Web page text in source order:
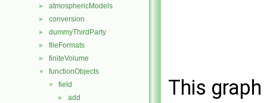
► atmosphericModels
► conversion
► dummyThirdParty
► fileFormats
► finiteVolume
▼ functionObjects
▼ field
► add
This